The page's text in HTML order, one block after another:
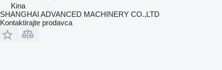
Kina
SHANGHAI ADVANCED MACHINERY CO.,LTD
Kontaktirajte prodavca